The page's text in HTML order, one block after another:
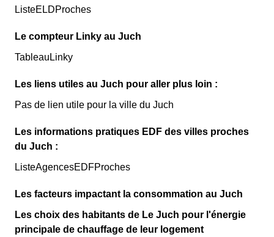
ListeELDProches
Le compteur Linky au Juch
TableauLinky
Les liens utiles au Juch pour aller plus loin :
Pas de lien utile pour la ville du Juch
Les informations pratiques EDF des villes proches
du Juch :
ListeAgencesEDFProches
Les facteurs impactant la consommation au Juch
Les choix des habitants de Le Juch pour l'énergie
principale de chauffage de leur logement